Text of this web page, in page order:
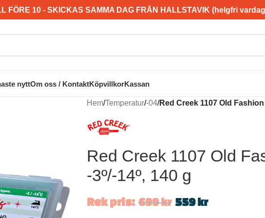
FÖRE 10 - SKICKAS SAMMA DAG FRÅN HALLSTAVIK (helgfri
nyttOm oss / KontaktKöpvillkorKassan
Hem/Temperatur/-04/Red Creek 1107 Old Fashion
Red Creek 1107 Old
-3º/-14º, 140 g
Rek pris: 699kr 559kr